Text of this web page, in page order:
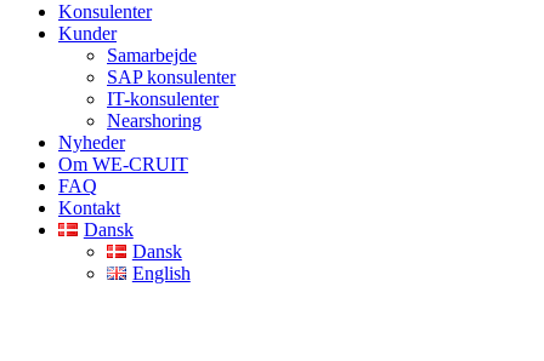
Konsulenter
Kunder
Samarbejde
SAP konsulenter
IT-konsulenter
Nearshoring
Nyheder
Om WE-CRUIT
FAQ
Kontakt
Dansk
Dansk
English